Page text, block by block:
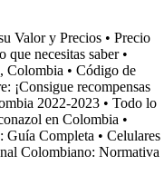
Valor y Precios • Precio
necesitas saber•
Colombia • Código de
¡Consigue recompensas
2022-2023 • Todo lo
en Colombia •
Guía Completa • Celulares
Colombiano: Normativa